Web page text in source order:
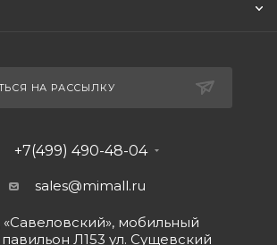
НА РАССЫЛКУ
+7(499) 490-48-04
sales@mimall.ru
мобильный
Л153 ул. Сущевский